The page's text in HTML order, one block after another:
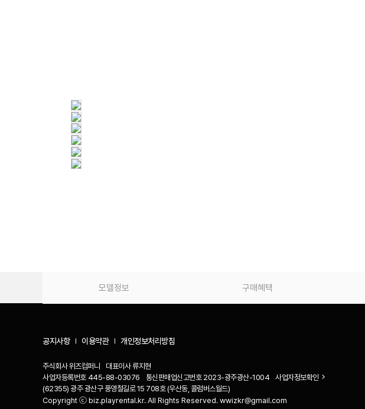
모델정보 구매혜택
공지사항 이용약관 개인정보처리방침
주식회사 위즈컴퍼니 대표이사 류지현
사업자등록번호 445-88-03076 통신판매업신고번호 2023-광주광산-1004
사업자정보확인
(62355) 광주 광산구 풍영철길로 15 708호 (우산동, 콜럼버스월드)
Copyright ⓒ biz.playrental.kr. All Rights Reserved. wwizkr@gmail.com